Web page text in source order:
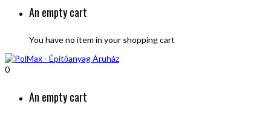
An empty cart
You have no item in your shopping cart
0
An empty cart